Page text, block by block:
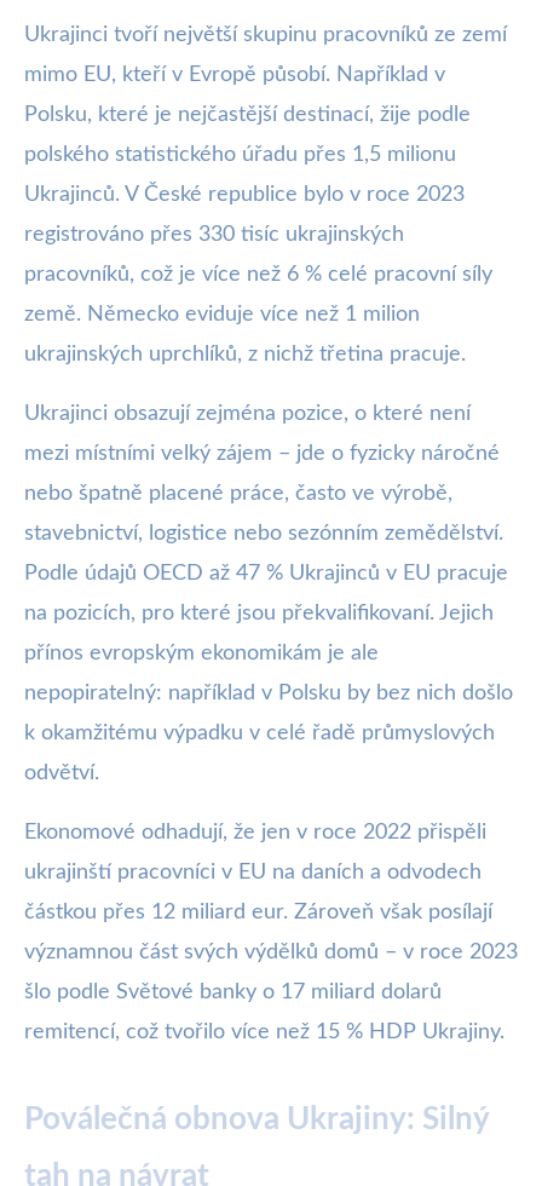
Ukrajinci tvoří největší skupinu pracovníků ze zemí
mimo EU, kteří v Evropě působí. Například v
Polsku, které je nejčastější destinací, žije podle
polského statistického úřadu přes 1,5 milionu
Ukrajinců. V České republice bylo v roce 2023
registrováno přes 330 tisíc ukrajinských
pracovníků, což je více než 6 % celé pracovní síly
země. Německo eviduje více než 1 milion
ukrajinských uprchlíků, z nichž třetina pracuje.
Ukrajinci obsazují zejména pozice, o které není
mezi místními velký zájem – jde o fyzicky náročné
nebo špatně placené práce, často ve výrobě,
stavebnictví, logistice nebo sezónním zemědělství.
Podle údajů OECD až 47 % Ukrajinců v EU pracuje
na pozicích, pro které jsou překvalifikovaní. Jejich
přínos evropským ekonomikám je ale
nepopiratelný: například v Polsku by bez nich došlo
k okamžitému výpadku v celé řadě průmyslových
odvětví.
Ekonomové odhadují, že jen v roce 2022 přispěli
ukrajinští pracovníci v EU na daních a odvodech
částkou přes 12 miliard eur. Zároveň však posílají
významnou část svých výdělků domů – v roce 2023
šlo podle Světové banky o 17 miliard dolarů
remitencí, což tvořilo více než 15 % HDP Ukrajiny.
Poválečná obnova Ukrajiny: Silný
tah na návrat